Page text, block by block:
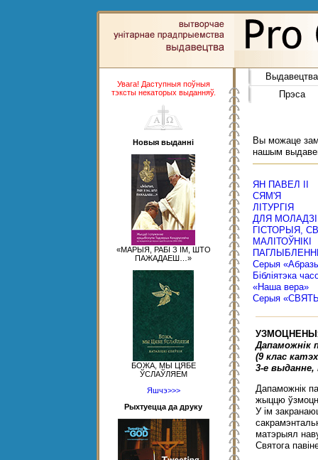
Увага! Даступныя поўныя
тэксты некаторых выданняў.
Новыя выданні
«МАРЫЯ, РАБІ З ІМ, ШТО
ПАЖАДАЕШ…»
БОЖА, МЫ ЦЯБЕ
ЎСЛАЎЛЯЕМ
Яшчэ>>>
Рыхтуецца да друку
Выдавецтва
Прэса
Вы можаце
нашым
ЯН ПАВЕЛ ІІ
СЯМ'Я
ЛІТУРГІЯ
ДЛЯ МОЛАДЗІ
ГІСТОРЫЯ,
МАЛІТОЎНІКІ
Серыя
Бібліятэка
«Наша вера»
Серыя
Дапаможнік
(9 клас
3-е выданне,
Дапаможнік
жыццю
У ім
матэрыял
Святога